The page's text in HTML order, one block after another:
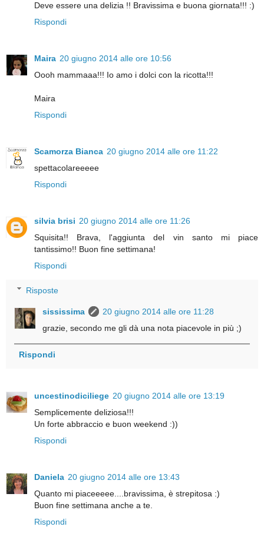
Deve essere una delizia !! Bravissima e buona giornata!!! :)
Rispondi
Maira 20 giugno 2014 alle ore 10:56
Oooh mammaaa!!! Io amo i dolci con la ricotta!!!
Maira
Rispondi
Scamorza Bianca 20 giugno 2014 alle ore 11:22
spettacolareeeee
Rispondi
silvia brisi 20 giugno 2014 alle ore 11:26
Squisita!! Brava, l'aggiunta del vin santo mi piace
tantissimo!! Buon fine settimana!
Rispondi
Risposte
sississima
20 giugno 2014 alle ore 11:28
grazie, secondo me gli dà una nota piacevole in più ;)
Rispondi
uncestinodiciliege 20 giugno 2014 alle ore 13:19
Semplicemente deliziosa!!!
Un forte abbraccio e buon weekend :))
Rispondi
Daniela 20 giugno 2014 alle ore 13:43
Quanto mi piaceeeee....bravissima, è strepitosa :)
Buon fine settimana anche a te.
Rispondi